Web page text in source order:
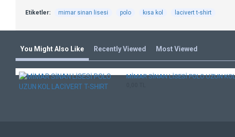
Etiketler: mimar sinan lisesi polo kısa kol lacivert t-shirt
You Might Also Like Recently Viewed Most Viewed
MİMAR SİNAN LİSESİ POLO UZUN